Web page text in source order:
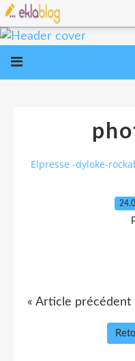
Elpresse -dyloke-
« Article précédent